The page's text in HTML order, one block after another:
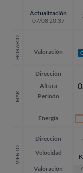
Actualización
07/08 20:37
HORARIO Valoración
MAR
Dirección
Altura
Periodo
Energía
VIENTO
Dirección
Velocidad
Valoración